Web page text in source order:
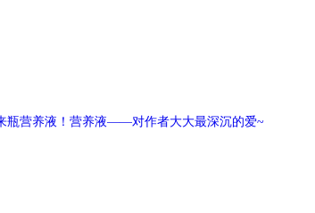
瓶营养液！营养液——对作者大大最深沉的爱~